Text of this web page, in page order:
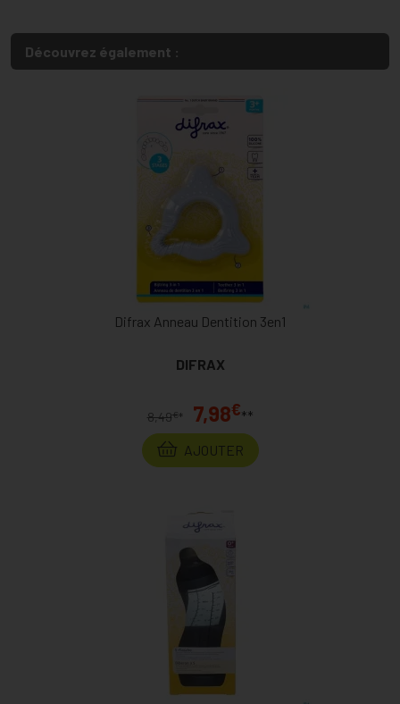
Découvrez également :
Difrax Anneau Dentition 3en1
DIFRAX
8,49€ * 7,98€**
AJOUTER